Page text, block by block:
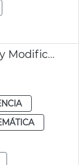
Pleno: Reglamento del Pleno y Modificación créditos